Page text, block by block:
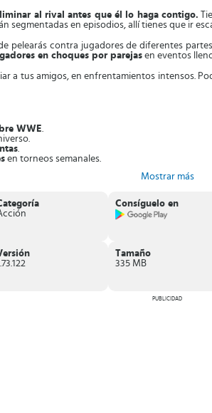
al rival antes que él lo haga contigo.
segmentadas en episodios, allí tienes que ir
pelearás contra jugadores de diferentes
en choques por parejas en eventos
a tus amigos, en enfrentamientos intensos.
WWE.
.
en torneos semanales.
tendrás la oportunidad de jugar con los
Mostrar más
Consíguelo en
Tamaño
335 MB
PUBLICIDAD